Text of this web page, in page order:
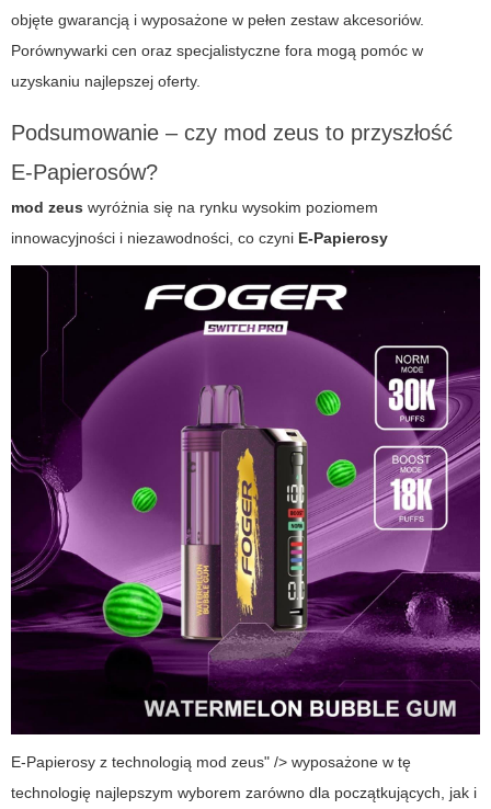
objęte gwarancją i wyposażone w pełen zestaw akcesoriów.
Porównywarki cen oraz specjalistyczne fora mogą pomóc w
uzyskaniu najlepszej oferty.
Podsumowanie – czy mod zeus to przyszłość
E-Papierosów?
mod zeus wyróżnia się na rynku wysokim poziomem
innowacyjności i niezawodności, co czyni E-Papierosy
E-Papierosy z technologią mod zeus" /> wyposażone w tę
technologię najlepszym wyborem zarówno dla początkujących, jak i